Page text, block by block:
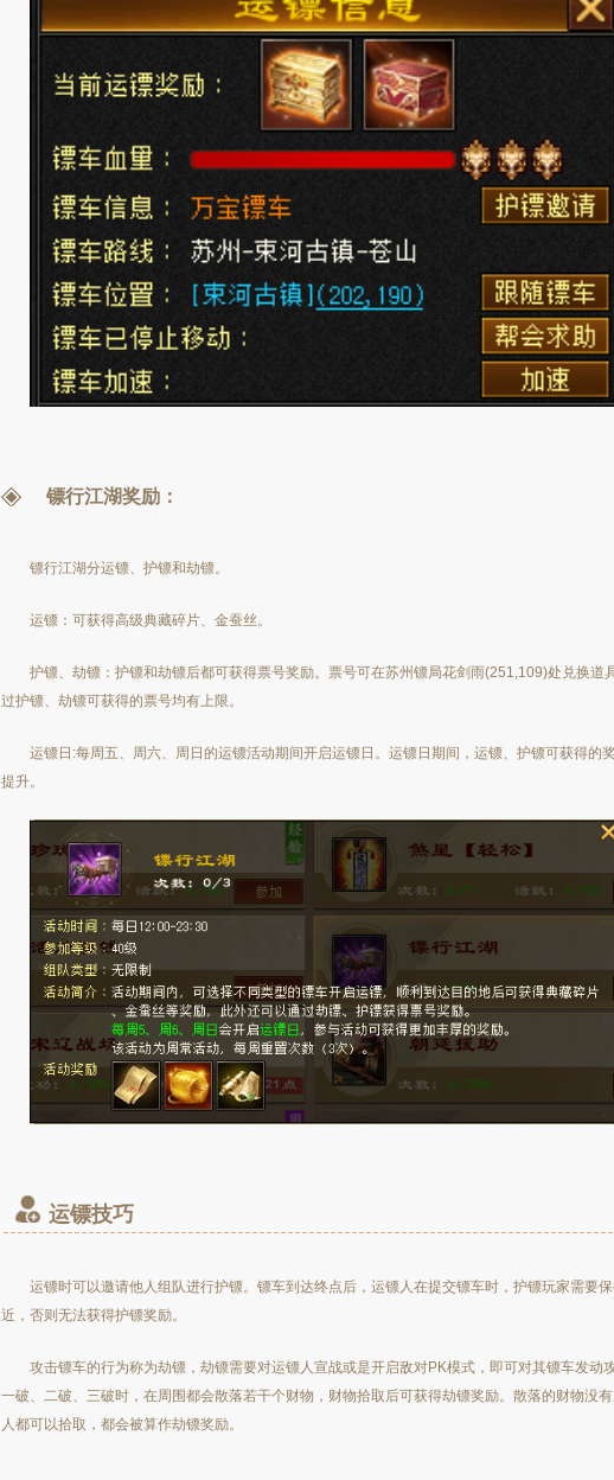
镖行江湖奖励：
镖行江湖分运镖、护镖和劫镖。
运镖：可获得高级典藏碎片、金蚕丝。
护镖、劫镖：护镖和劫镖后都可获得票号奖励。票号可在苏州镖局花剑雨(251,109)处兑换道
过护镖、劫镖可获得的票号均有上限。
运镖日:每周五、周六、周日的运镖活动期间开启运镖日。运镖日期间，运镖、护镖可获得的
提升。
运镖技巧
运镖时可以邀请他人组队进行护镖。镖车到达终点后，运镖人在提交镖车时，护镖玩家需要
近，否则无法获得护镖奖励。
攻击镖车的行为称为劫镖，劫镖需要对运镖人宣战或是开启敌对PK模式，即可对其镖车发动
一破、二破、三破时，在周围都会散落若干个财物，财物拾取后可获得劫镖奖励。散落的财物没
人都可以拾取，都会被算作劫镖奖励。